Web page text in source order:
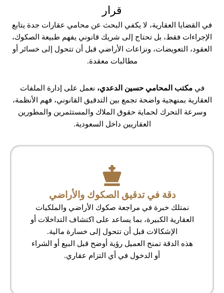
قرار
في القضايا العقارية، لا يكفي البحث عن محامي عقارات جدة يتابع
الإجراءات فقط، بل تحتاج إلى شريك قانوني يفهم طبيعة الصكوك،
العقود، التعويضات، ونزاعات الأراضي قبل أن تتحول إلى خسائر أو
مطالبات معقدة.
فيمكتب المحامي حسين الدعدي، نعمل على إدارة الملفات
العقارية بمنهجية واضحة تجمع بين التدقيق القانوني، فهم الأنظمة،
وسرعة التحرك لحماية حقوق الملاك والمستثمرين والمطورين
العقاريين داخل السعودية.
دقة في تدقيق الصكوك والأراضي
نمتلك خبرة في مراجعة صكوك الأراضي والملكيات
العقارية الكبيرة، بما يساعد على اكتشاف التداخلات أو
الإشكالات قبل أن تتحول إلى خسارة مالية.
هذه الدقة تمنح العميل رؤية أوضح قبل البيع أو الشراء
أو الدخول في أي التزام عقاري.